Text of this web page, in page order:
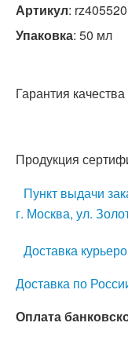
Артикул: rz405520
Упаковка: 50 мл
Гарантия качества
Продукция
Пункт выдачи
г. Москва, ул.
Доставка
Доставка по
Оплата